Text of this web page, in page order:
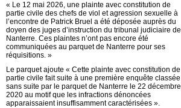
« Le 12 mai 2026, une plainte avec constitution de
partie civile des chefs de viol et agression sexuelle à
l’encontre de Patrick Bruel a été déposée auprès du
doyen des juges d’instruction du tribunal judiciaire de
Nanterre. Ces plaintes n’ont pas encore été
communiquées au parquet de Nanterre pour ses
réquisitions. »
Le parquet ajoute « Cette plainte avec constitution de
partie civile fait suite à une première enquête classée
sans suite par le parquet de Nanterre le 22 décembre
2020 au motif que les infractions dénoncées
apparaissaient insuffisamment caractérisées ».